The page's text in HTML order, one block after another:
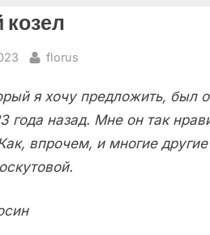
козел
By
florus
я хочу предложить,
года назад. Мне он так
впрочем, и многие